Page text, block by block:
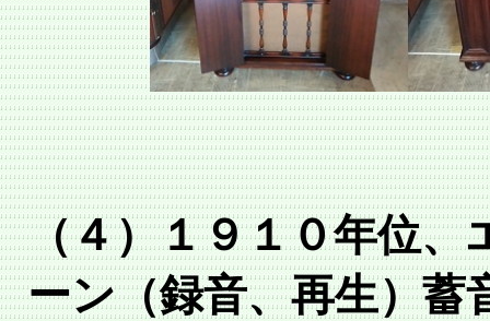
（４）１９１０年位
ーン（録音、再生）蓄